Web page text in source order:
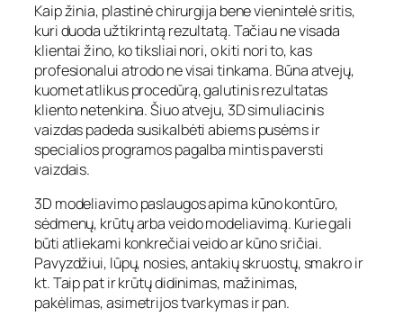
Kaip žinia, plastinė chirurgija bene vienintelė sritis,
kuri duoda užtikrintą rezultatą. Tačiau ne visada
klientai žino, ko tiksliai nori, o kiti nori to, kas
profesionalui atrodo ne visai tinkama. Būna atvejų,
kuomet atlikus procedūrą, galutinis rezultatas
kliento netenkina. Šiuo atveju, 3D simuliacinis
vaizdas padeda susikalbėti abiems pusėms ir
specialios programos pagalba mintis paversti
vaizdais.
3D modeliavimo paslaugos apima kūno kontūro,
sėdmenų, krūtų arba veido modeliavimą. Kurie gali
būti atliekami konkrečiai veido ar kūno sričiai.
Pavyzdžiui, lūpų, nosies, antakių skruostų, smakro ir
kt. Taip pat ir krūtų didinimas, mažinimas,
pakėlimas, asimetrijos tvarkymas ir pan.